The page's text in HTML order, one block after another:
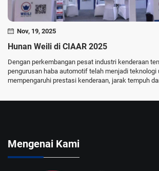
Nov, 19, 2025
Hunan Weili di CIAAR 2025
Dengan perkembangan pesat industri kenderaan
pengurusan haba automotif telah menjadi teknologi
mempengaruhi prestasi kenderaan, jarak tempuh
kepada...
Mengenai Kami